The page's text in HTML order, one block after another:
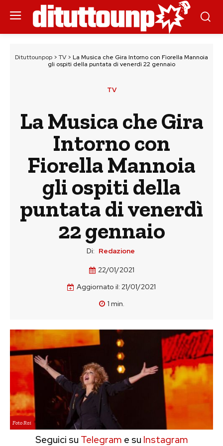
Dituttounpop > TV > La Musica che Gira Intorno con Fiorella Mannoia
gli ospiti della puntata di venerdì 22 gennaio
TV
La Musica che Gira
Intorno con
Fiorella Mannoia
gli ospiti della
puntata di venerdì
22 gennaio
Di: Redazione
22/01/2021
Aggiornato il: 21/01/2021
1 min.
Foto Rai
Seguici su Telegram e su Instagram